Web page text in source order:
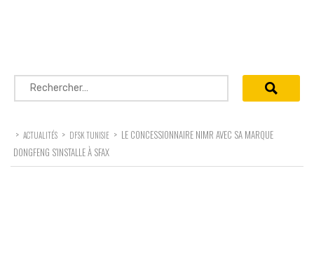
Rechercher :
> ACTUALITÉS > DFSK TUNISIE > LE CONCESSIONNAIRE NIMR AVEC SA MARQUE
DONGFENG S’INSTALLE À SFAX